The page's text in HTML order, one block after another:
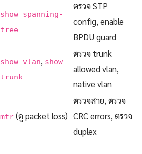
show spanning-
tree
ตรวจ STP
config, enable
BPDU guard
show vlan, show
trunk
ตรวจ trunk
allowed vlan,
native vlan
mtr (ดู packet loss)
ตรวจสาย, ตรวจ
CRC errors, ตรวจ
duplex